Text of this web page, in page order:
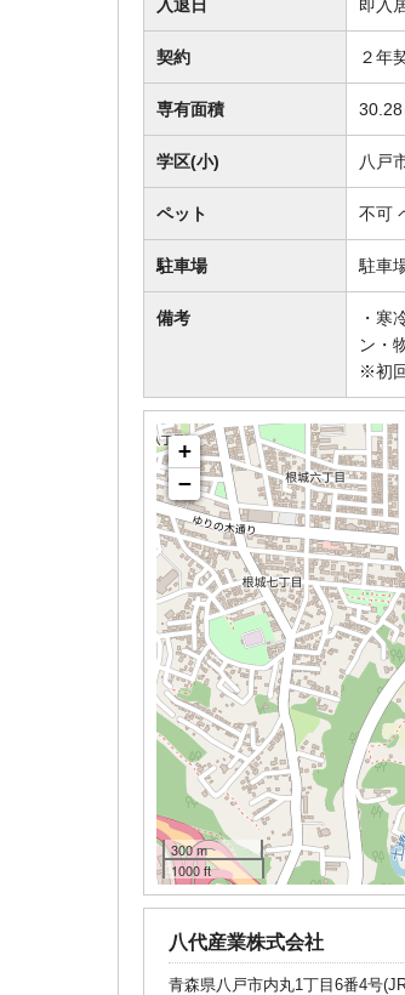
入退日 即入
契約 ２年
専有面積 30.28
学区(小) 八戸
ペット 不可
駐車場 駐車
備考
・寒
ン・
※初
+
−
300 m
1000 ft
八代産業株式会社
青森県八戸市内丸1丁目6番4号